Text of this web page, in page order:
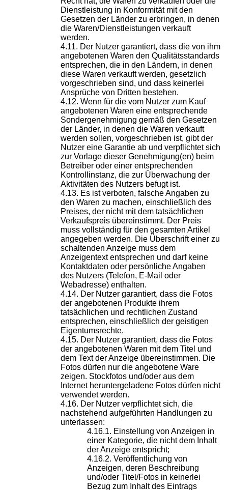
Dienstleistung in Konformität mit den
Gesetzen der Länder zu erbringen, in denen
die Waren/Dienstleistungen verkauft
werden.
Der Nutzer garantiert, dass die von ihm
angebotenen Waren den Qualitätsstandards
entsprechen, die in den Ländern, in denen
diese Waren verkauft werden, gesetzlich
vorgeschrieben sind, und dass keinerlei
Ansprüche von Dritten bestehen.
Wenn für die vom Nutzer zum Kauf
angebotenen Waren eine entsprechende
Sondergenehmigung gemäß den Gesetzen
der Länder, in denen die Waren verkauft
werden sollen, vorgeschrieben ist, gibt der
Nutzer eine Garantie ab und verpflichtet sich
zur Vorlage dieser Genehmigung(en) beim
Betreiber oder einer entsprechenden
Kontrollinstanz, die zur Überwachung der
Aktivitäten des Nutzers befugt ist.
Es ist verboten, falsche Angaben zu
den Waren zu machen, einschließlich des
Preises, der nicht mit dem tatsächlichen
Verkaufspreis übereinstimmt. Der Preis
muss vollständig für den gesamten Artikel
angegeben werden. Die Überschrift einer zu
schaltenden Anzeige muss dem
Anzeigentext entsprechen und darf keine
Kontaktdaten oder persönliche Angaben
des Nutzers (Telefon, E-Mail oder
Webadresse) enthalten.
Der Nutzer garantiert, dass die Fotos
der angebotenen Produkte ihrem
tatsächlichen und rechtlichen Zustand
entsprechen, einschließlich der geistigen
Eigentumsrechte.
Der Nutzer garantiert, dass die Fotos
der angebotenen Waren mit dem Titel und
dem Text der Anzeige übereinstimmen. Die
Fotos dürfen nur die angebotene Ware
zeigen. Stockfotos und/oder aus dem
Internet heruntergeladene Fotos dürfen nicht
verwendet werden.
Der Nutzer verpflichtet sich, die
nachstehend aufgeführten Handlungen zu
unterlassen:
Einstellung von Anzeigen in
einer Kategorie, die nicht dem Inhalt
der Anzeige entspricht;
Veröffentlichung von
Anzeigen, deren Beschreibung
und/oder Titel/Fotos in keinerlei
Bezug zum Inhalt des Eintrags